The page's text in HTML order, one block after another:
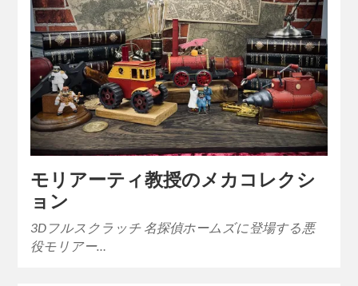
モリアーティ教授のメカコレクシ
ョン
3Dフルスクラッチ 名探偵ホームズに登場する悪
役モリアー…